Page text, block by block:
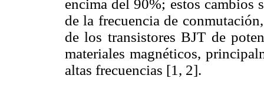
encima del 90%; estos cambios
de la frecuencia de
de los transistores BJT de
materiales magnéticos,
altas frecuencias [1, 2].